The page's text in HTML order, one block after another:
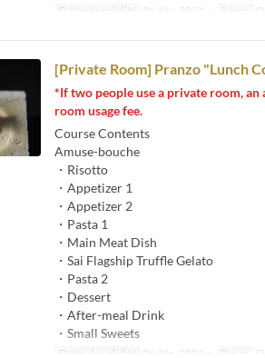
Dates de validité 06 déc. 2024 ~ Repas
[Private Room] Pranzo "Lunch
*If two people use a private room,
room usage fee.
Course Contents
Amuse-bouche
・Risotto
・Appetizer 1
・Appetizer 2
・Pasta 1
・Main Meat Dish
・Sai Flagship Truffle Gelato
・Pasta 2
・Dessert
・After-meal Drink
・Small Sweets
Dates de validité 06 déc. 2024 ~ Repas